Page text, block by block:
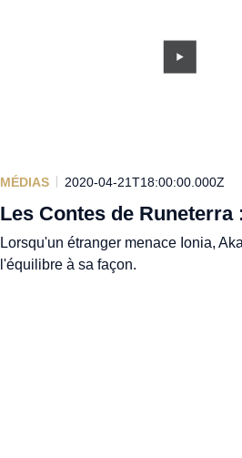
MÉDIAS 2020-04-21T18:00:00.000Z
Les Contes de Runeterra
Lorsqu'un étranger menace Ionia,
l'équilibre à sa façon.